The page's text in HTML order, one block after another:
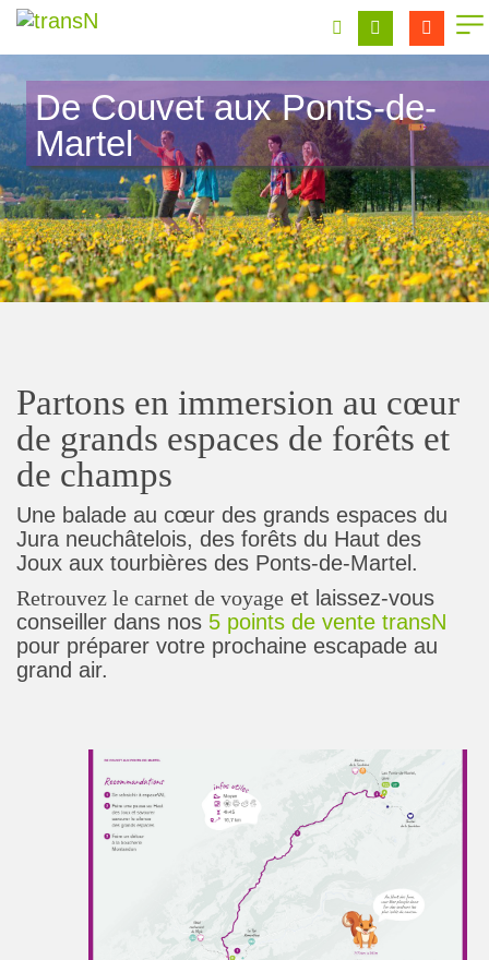
De Couvet aux Ponts-de-
Martel
Partons en immersion au cœur
de grands espaces de forêts et
de champs
Une balade au cœur des grands espaces du
Jura neuchâtelois, des forêts du Haut des
Joux aux tourbières des Ponts-de-Martel.
Retrouvez le carnet de voyage et laissez-vous
conseiller dans nos 5 points de vente transN
pour préparer votre prochaine escapade au
grand air.